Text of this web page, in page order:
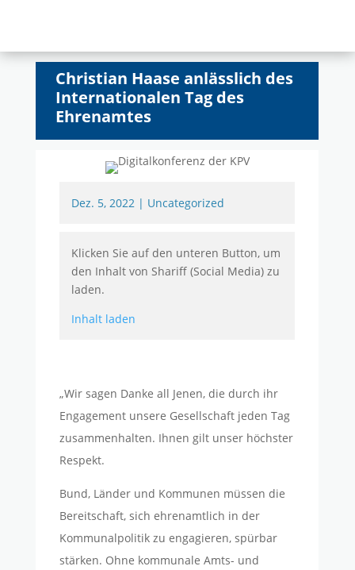
Christian Haase anlässlich des
Internationalen Tag des
Ehrenamtes
Dez. 5, 2022| Uncategorized
Klicken Sie auf den unteren Button, um
den Inhalt von Shariff (Social Media) zu
laden.
Inhalt laden
„Wir sagen Danke all Jenen, die durch ihr
Engagement unsere Gesellschaft jeden Tag
zusammenhalten. Ihnen gilt unser höchster
Respekt.
Bund, Länder und Kommunen müssen die
Bereitschaft, sich ehrenamtlich in der
Kommunalpolitik zu engagieren, spürbar
stärken. Ohne kommunale Amts- und